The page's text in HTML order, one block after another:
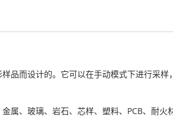
品而设计的。它可以在手动模式下进行采
属、玻璃、岩石、芯样、塑料、PCB、耐火